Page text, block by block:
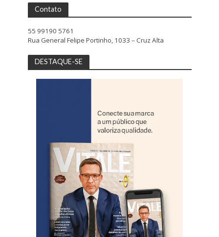
Contato
55 99190 5761
Rua General Felipe Portinho, 1033 – Cruz Alta
DESTAQUE-SE